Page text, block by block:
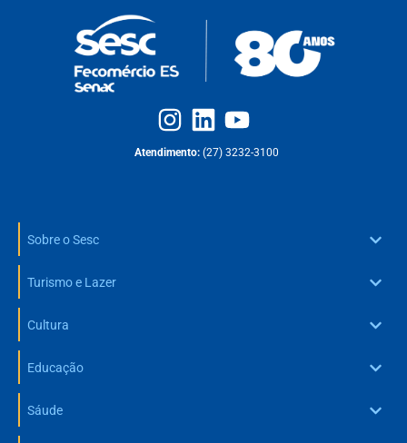
Atendimento: (27) 3232-3100
Sobre o Sesc
Turismo e Lazer
Cultura
Educação
Sáude